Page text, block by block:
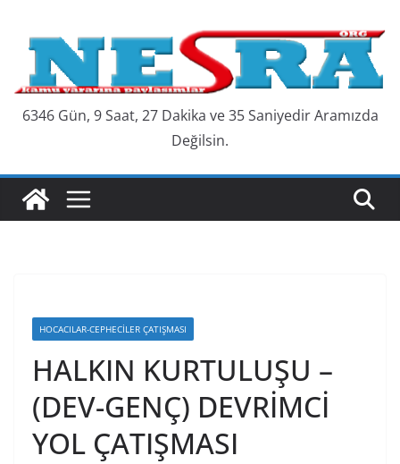
content
6346 Gün, 9 Saat, 27 Dakika ve 36 Saniyedir Aramızda
Değilsin.
HOCACILAR-CEPHECILER ÇATIŞMASI
HALKIN KURTULUŞU –
(DEV-GENÇ) DEVRİMCİ
YOL ÇATIŞMASI